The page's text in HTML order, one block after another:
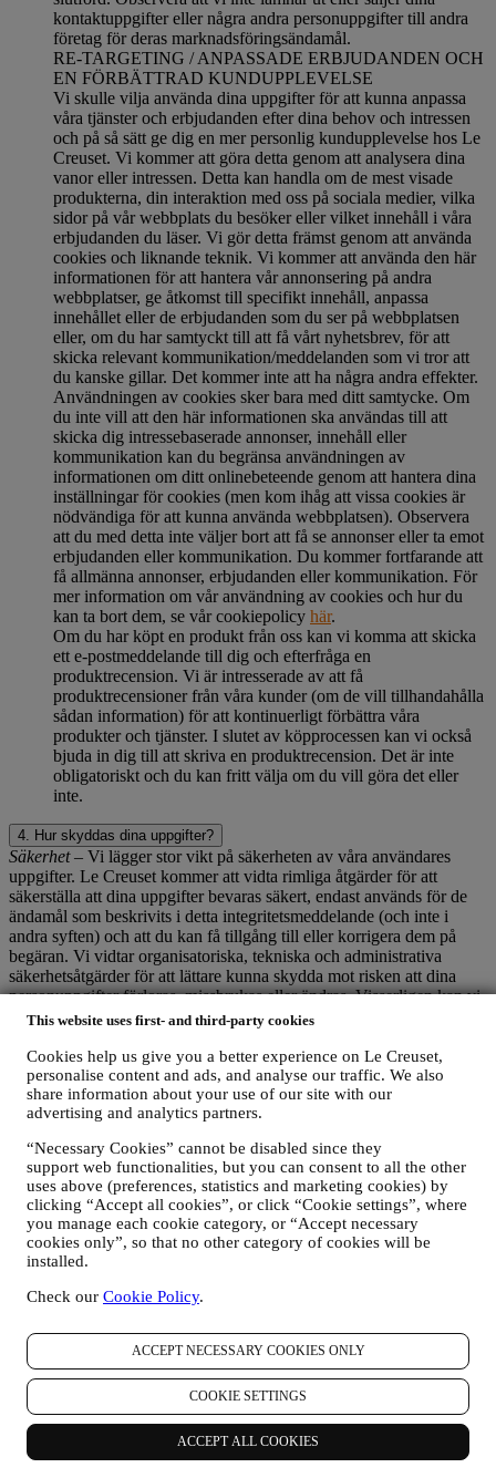
This website uses first- and third-party cookies
Cookies help us give you a better experience on Le Creuset,
personalise content and ads, and analyse our traffic. We also
share information about your use of our site with our
advertising and analytics partners.
“Necessary Cookies” cannot be disabled since they
support web functionalities, but you can consent to all the other
uses above (preferences, statistics and marketing cookies) by
clicking “Accept all cookies”, or click “Cookie settings”, where
you manage each cookie category, or “Accept necessary
cookies only”, so that no other category of cookies will be
installed.
Check our Cookie Policy.
ACCEPT NECESSARY COOKIES ONLY
COOKIE SETTINGS
ACCEPT ALL COOKIES
kontaktuppgifter eller några andra personuppgifter till andra
företag för deras marknadsföringsändamål.
RE-TARGETING / ANPASSADE ERBJUDANDEN OCH
EN FÖRBÄTTRAD KUNDUPPLEVELSE
Vi skulle vilja använda dina uppgifter för att kunna anpassa
våra tjänster och erbjudanden efter dina behov och intressen
och på så sätt ge dig en mer personlig kundupplevelse hos Le
Creuset. Vi kommer att göra detta genom att analysera dina
vanor eller intressen. Detta kan handla om de mest visade
produkterna, din interaktion med oss på sociala medier, vilka
sidor på vår webbplats du besöker eller vilket innehåll i våra
erbjudanden du läser. Vi gör detta främst genom att använda
cookies och liknande teknik. Vi kommer att använda den här
informationen för att hantera vår annonsering på andra
webbplatser, ge åtkomst till specifikt innehåll, anpassa
innehållet eller de erbjudanden som du ser på webbplatsen
eller, om du har samtyckt till att få vårt nyhetsbrev, för att
skicka relevant kommunikation/meddelanden som vi tror att
du kanske gillar. Det kommer inte att ha några andra effekter.
Användningen av cookies sker bara med ditt samtycke. Om
du inte vill att den här informationen ska användas till att
skicka dig intressebaserade annonser, innehåll eller
kommunikation kan du begränsa användningen av
informationen om ditt onlinebeteende genom att hantera dina
inställningar för cookies (men kom ihåg att vissa cookies är
nödvändiga för att kunna använda webbplatsen). Observera
att du med detta inte väljer bort att få se annonser eller ta emot
erbjudanden eller kommunikation. Du kommer fortfarande att
få allmänna annonser, erbjudanden eller kommunikation. För
mer information om vår användning av cookies och hur du
kan ta bort dem, se vår cookiepolicy här.
Om du har köpt en produkt från oss kan vi komma att skicka
ett e-postmeddelande till dig och efterfråga en
produktrecension. Vi är intresserade av att få
produktrecensioner från våra kunder (om de vill tillhandahålla
sådan information) för att kontinuerligt förbättra våra
produkter och tjänster. I slutet av köpprocessen kan vi också
bjuda in dig till att skriva en produktrecension. Det är inte
obligatoriskt och du kan fritt välja om du vill göra det eller
inte.
4. Hur skyddas dina uppgifter?
Säkerhet– Vi lägger stor vikt på säkerheten av våra användares
uppgifter. Le Creuset kommer att vidta rimliga åtgärder för att
säkerställa att dina uppgifter bevaras säkert, endast används för de
ändamål som beskrivits i detta integritetsmeddelande (och inte i
andra syften) och att du kan få tillgång till eller korrigera dem på
begäran. Vi vidtar organisatoriska, tekniska och administrativa
säkerhetsåtgärder för att lättare kunna skydda mot risken att dina
personuppgifter förloras, missbrukas eller ändras. Visserligen kan vi
inte garantera att ingen av dessa händelser någonsin kommer att
Var– I syfte att erbjuda de tjänster som beskrivits ovan kan det
hända att dina uppgifter bearbetas eller lagras både inom och utanför
ditt bosättningsland samt både inom och utanför Europeiska
ekonomiska samarbetsområdet (EES). Med tanke på Le Creuset-
affärspartner, som agerar i egenskap av personuppgiftsbearbetare
(processors) och som är etablerade i ett annat land än ditt
bosättningsland eller i länder utanför EES, kommer åt dina
personuppgifter. I varje fall får dina personuppgifter överföras endast
till de länder utanför EES som enligt europeiska institutioner
erbjuder tillräckligt skydd (såsom Schweiz där Le Creuset Group
bestämmelser för att säkerställa att europeiska regler och standarder
exempelvis av de så kallade standardklausuler som Europeiska
kommissionen förelägger). I varje fall kommer dina personuppgifter,
vid de tillfällen då de överförs till ett annat land än ditt
bosättningsland eller till länder utanför EES, att skyddas genom
tillräckliga säkerhetssystem som ständigt uppdateras och upprätthålls
in enlighet med dataskyddslagarna.
5. Hur länge sparar vi dina uppgifter?